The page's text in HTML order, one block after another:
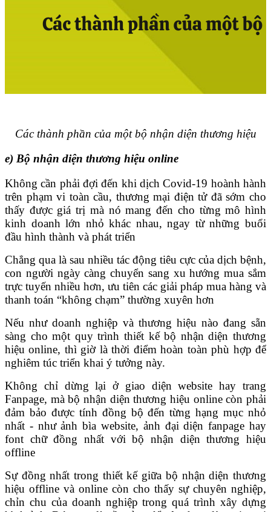
Các thành phần của một bộ nhận diện thương hiệu
e) Bộ nhận diện thương hiệu online
Không cần phải đợi đến khi dịch Covid-19 hoành hành
trên phạm vi toàn cầu, thương mại điện tử đã sớm cho
thấy được giá trị mà nó mang đến cho từng mô hình
kinh doanh lớn nhỏ khác nhau, ngay từ những buổi
đầu hình thành và phát triển
Chẳng qua là sau nhiều tác động tiêu cực của dịch bệnh,
con người ngày càng chuyển sang xu hướng mua sắm
trực tuyến nhiều hơn, ưu tiên các giải pháp mua hàng và
thanh toán “không chạm” thường xuyên hơn
Nếu như doanh nghiệp và thương hiệu nào đang sẵn
sàng cho một quy trình thiết kế bộ nhận diện thương
hiệu online, thì giờ là thời điểm hoàn toàn phù hợp để
nghiêm túc triển khai ý tưởng này.
Không chỉ dừng lại ở giao diện website hay trang
Fanpage, mà bộ nhận diện thương hiệu online còn phải
đảm bảo được tính đồng bộ đến từng hạng mục nhỏ
nhất - như ảnh bìa website, ảnh đại diện fanpage hay
font chữ đồng nhất với bộ nhận diện thương hiệu
offline
Sự đồng nhất trong thiết kế giữa bộ nhận diện thương
hiệu offline và online còn cho thấy sự chuyên nghiệp,
chỉn chu của doanh nghiệp trong quá trình xây dựng